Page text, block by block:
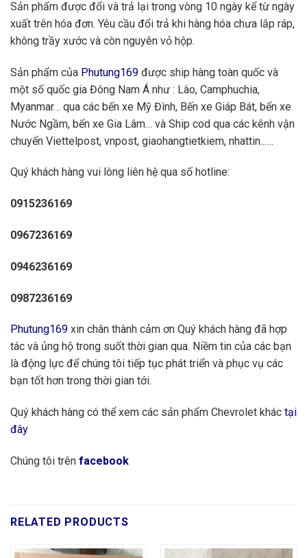
Sản phẩm được đổi và trả lại trong vòng 10 ngày kể từ ngày
xuất trên hóa đơn. Yêu cầu đổi trả khi hàng hóa chưa lắp ráp,
không trầy xước và còn nguyên vỏ hộp.
Sản phẩm của Phutung169 được ship hàng toàn quốc và
một số quốc gia Đông Nam Á như : Lào, Camphuchia,
Myanmar… qua các bến xe Mỹ Đình, Bến xe Giáp Bát, bến xe
Nước Ngầm, bến xe Gia Lâm… và Ship cod qua các kênh vận
chuyển Viettelpost, vnpost, giaohangtietkiem, nhattin..….
Quý khách hàng vui lòng liên hệ qua số hotline:
0915236169
0967236169
0946236169
0987236169
Phutung169 xin chân thành cảm ơn Quý khách hàng đã hợp
tác và ủng hộ trong suốt thời gian qua. Niềm tin của các bạn
là động lực để chúng tôi tiếp tục phát triển và phục vụ các
bạn tốt hơn trong thời gian tới.
Quý khách hàng có thể xem các sản phẩm Chevrolet khác tại
đây
Chúng tôi trên facebook
RELATED PRODUCTS